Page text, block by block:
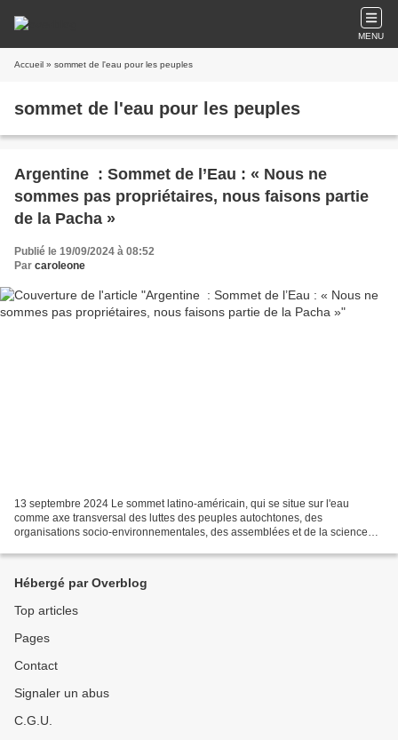
MENU
Accueil » sommet de l'eau pour les peuples
sommet de l'eau pour les peuples
Argentine : Sommet de l’Eau : « Nous ne
sommes pas propriétaires, nous faisons partie
de la Pacha »
Publié le 19/09/2024 à 08:52
Par caroleone
13 septembre 2024 Le sommet latino-américain, qui se situe sur l'eau
comme axe transversal des luttes des peuples autochtones, des
organisations socio-environnementales, des assemblées et de la science
Hébergé par Overblog
Top articles
Pages
Contact
Signaler un abus
C.G.U.